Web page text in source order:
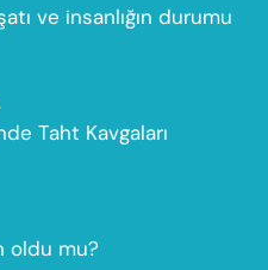
ve insanlığın durumu
Taht Kavgaları
oldu mu?